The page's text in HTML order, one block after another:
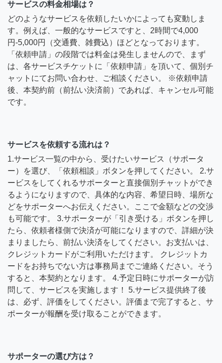
サービスの料金相場は？
どのようなサービスを依頼したいかによっても変動しま
す。例えば、一般的なサービスですと、2時間で4,000
円-5,000円（交通費、雑費込）ほどとなっております。
「依頼申請」の段階では料金は発生しませんので、まず
は、各サービスチケットに「依頼申請」を頂いて、個別チ
ャットにてお問い合わせ、ご相談ください。 ※依頼申請
後、本契約前（前払い決済前）であれば、キャンセル可能
です。
サービスを依頼する流れは？
1.サービス一覧の中から、受けたいサービス（サポータ
ー）を選び、「依頼相談」ボタンを押してください。 2.サ
ービスをしてくれるサポーターと直接個別チャットができ
るようになりますので、具体的な内容、希望日時、場所な
どをサポーターへお伝えください。ここで金額などの交渉
も可能です。 3.サポーターが「引き受ける」ボタンを押し
たら、依頼者様側で決済が可能になりますので、詳細が決
まりましたら、前払い決済をしてください。お支払いは、
クレジットカードがご利用いただけます。 クレジットカ
ードをお持ちでない方は事務局までご連絡ください。そう
すると、本契約となります。 4.予定日時にサポーターが訪
問して、サービスを実施します！ 5.サービス提供終了後
は、必ず、評価をしてください。評価まで完了すると、サ
ポーターが報酬を受け取ることができます。
サポーターの選び方は？